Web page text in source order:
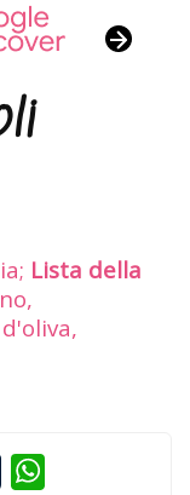
Lista della
Tumblr